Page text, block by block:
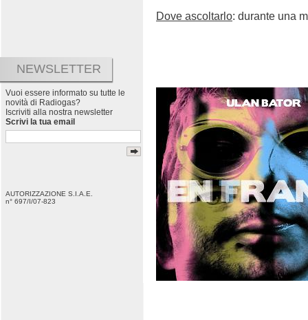
NEWSLETTER
Vuoi essere informato su tutte le
novità di Radiogas?
Iscriviti alla nostra newsletter
Scrivi la tua email
AUTORIZZAZIONE S.I.A.E.
n° 697/I/07-823
Dove ascoltarlo: durante una